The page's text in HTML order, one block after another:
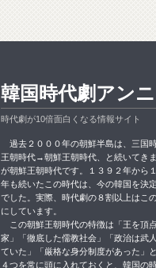
韓国時代劇アン
時代劇が10倍面白くなる情報サイト
過去２０００年の朝鮮半島は、三国
王朝時代→朝鮮王朝時代、と続いてき
が朝鮮王朝時代です。１３９２年から
年も続いたこの時代は、今の韓国を決
でした。実際、時代劇の８割以上はこ
にしています。
この朝鮮王朝時代の特徴は「王を頂
家」「徹底した儒教社会」「政治は武
ていた」「厳格な身分制度があった」
４つを常に頭に入れておくと、韓国の